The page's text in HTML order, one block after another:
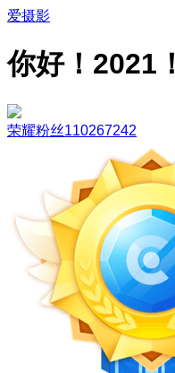
爱摄影
你好！2021！
荣耀粉丝110267242